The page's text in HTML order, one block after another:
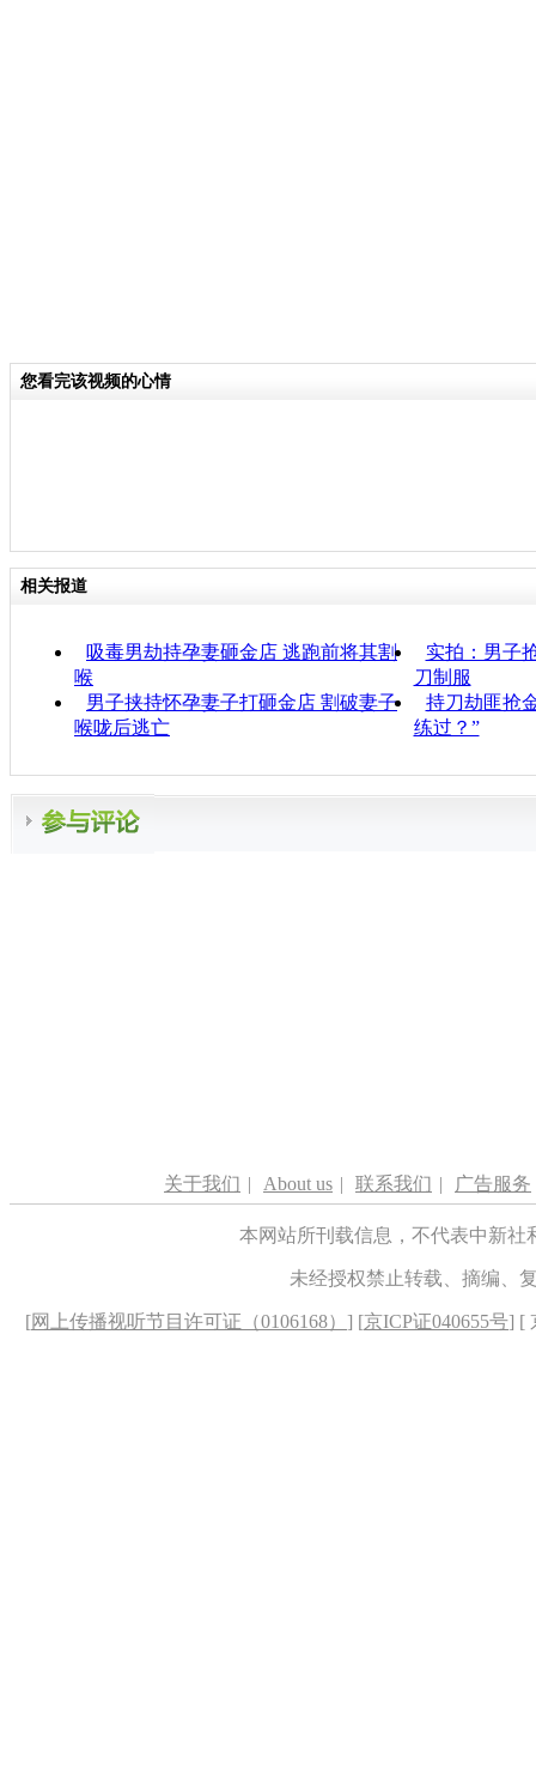
您看完该视频的心情
相关报道
吸毒男劫持孕妻砸金店 逃跑前将其割
喉
实拍：男子
刀制服
男子挟持怀孕妻子打砸金店 割破妻子
喉咙后逃亡
持刀劫匪抢
练过？”
关于我们 | About us | 联系我们 | 广告服务
本网站所刊载信息，不代表中新
未经授权禁止转载、摘编、
[网上传播视听节目许可证（0106168） ] [京ICP证040655号] [